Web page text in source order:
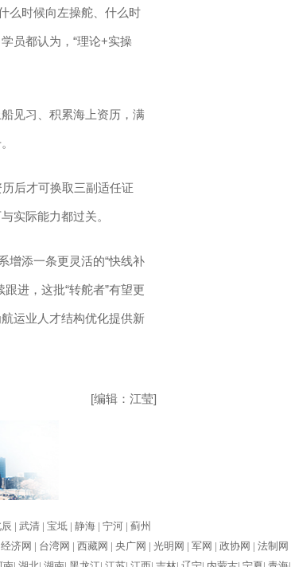
么时候向左操舵、什么时
员都认为，“理论+实操
见习、积累海上资历，满
后才可换取三副适任证
实际能力都过关。
添一条更灵活的“快线补
进，这批“转舵者”有望更
运业人才结构优化提供新
[编辑：江莹]
辰 |武清 |宝坻 |静海 |宁河 |蓟州
经济网 | 台湾网 |西藏网 |央广网 |光明网 |军网 |政协网 |法制网